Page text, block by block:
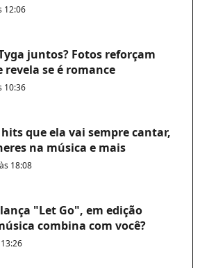
12:06
juntos? Fotos reforçam
se é romance
10:36
que ela vai sempre cantar,
na música e mais
18:08
"Let Go", em edição
combina com você?